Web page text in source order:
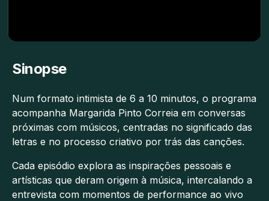
Sinopse
Num formato intimista de 6 a 10 minutos, o programa
acompanha Margarida Pinto Correia em conversas
próximas com músicos, centradas no significado das
letras e no processo criativo por trás das canções.
Cada episódio explora as inspirações pessoais e
artísticas que deram origem à música, intercalando a
entrevista com momentos de performance ao vivo